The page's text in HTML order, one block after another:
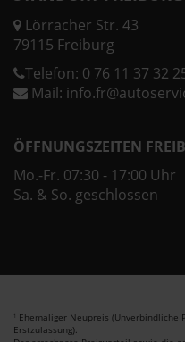
Lörracher Str. 43
79115 Freiburg
Telefon: 0 76 11 37 32
Mail:
ÖFFNUNGSZEITEN
Mo.-Fr. 07:30 - 17:00 Uhr
Sa. & So. geschlossen
1 Ehemaliger Neupreis (Unverbindliche
Erstzulassung).